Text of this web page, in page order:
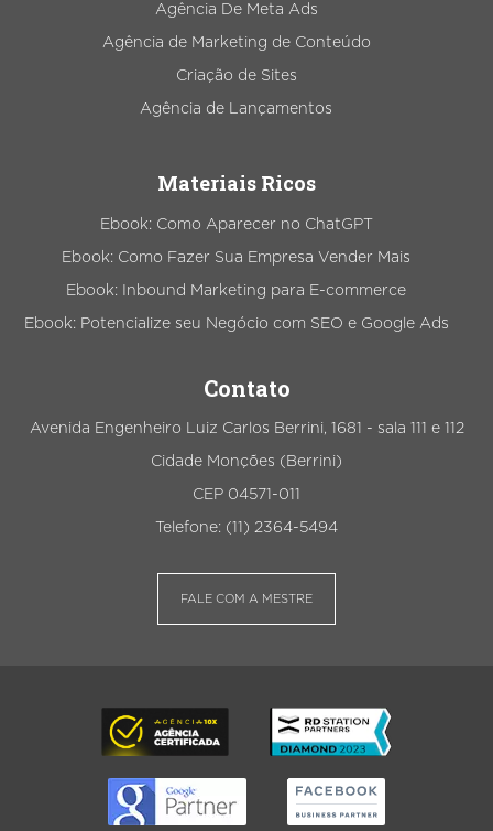
Agência De Meta Ads
Agência de Marketing de Conteúdo
Criação de Sites
Agência de Lançamentos
Materiais Ricos
Ebook: Como Aparecer no ChatGPT
Ebook: Como Fazer Sua Empresa Vender Mais
Ebook: Inbound Marketing para E-commerce
Ebook: Potencialize seu Negócio com SEO e Google Ads
Contato
Avenida Engenheiro Luiz Carlos Berrini, 1681 - sala 111 e 112
Cidade Monções (Berrini)
CEP 04571-011
Telefone: (11) 2364-5494
FALE COM A MESTRE